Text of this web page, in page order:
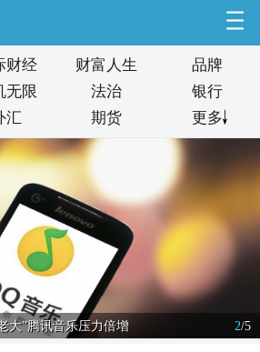
财经 财富人生
品牌
无限 法治
银行
汇 期货 更多
大”腾讯音乐压力倍增 2/5